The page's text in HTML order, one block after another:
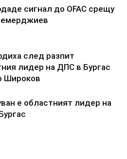
сигнал до OFAC срещу
след разпит
лидер на ДПС в Бургас
Широков
е областният лидер на